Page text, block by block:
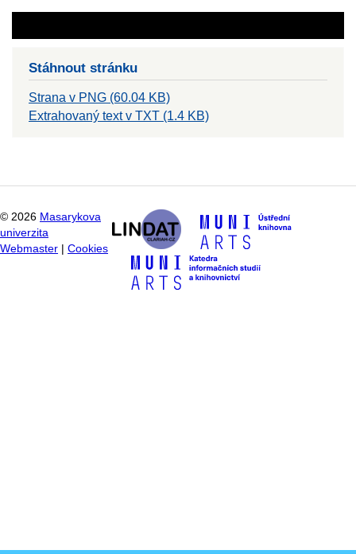
Stáhnout stránku
Strana v PNG (60.04 KB)
Extrahovaný text v TXT (1.4 KB)
© 2026 Masarykova
univerzita
Webmaster
Cookies